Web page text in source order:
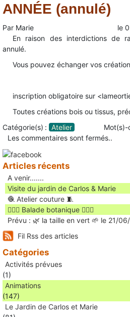
ANNÉE (annulé)
Par Marie le
En raison des interdictions de
annulé.
Vous pouvez échanger vos
inscription obligatoire sur
Toutes créations bois ou tissus,
Catégorie(s) : Atelier Mot(s)-
Les commentaires sont fermés..
Articles récents
A venir.......
Visite du jardin de Carlos & Marie
🧶 Atelier couture 🧵
🚶🏻‍♀️ Balade botanique 🚶🏻‍♂️
Prévu : 🌿 la taille en vert 🌱 le 21/
Fil Rss des articles
Catégories
Activités prévues
(1)
Animations
(147)
Le Jardin de Carlos et Marie